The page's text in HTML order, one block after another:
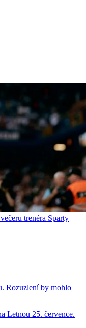
trenéra Sparty
Rozuzlení by mohlo
Letnou 25. července.